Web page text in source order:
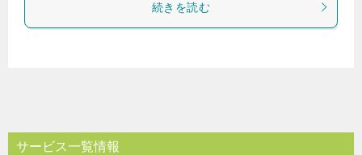
続きを読む
サービス一覧情報